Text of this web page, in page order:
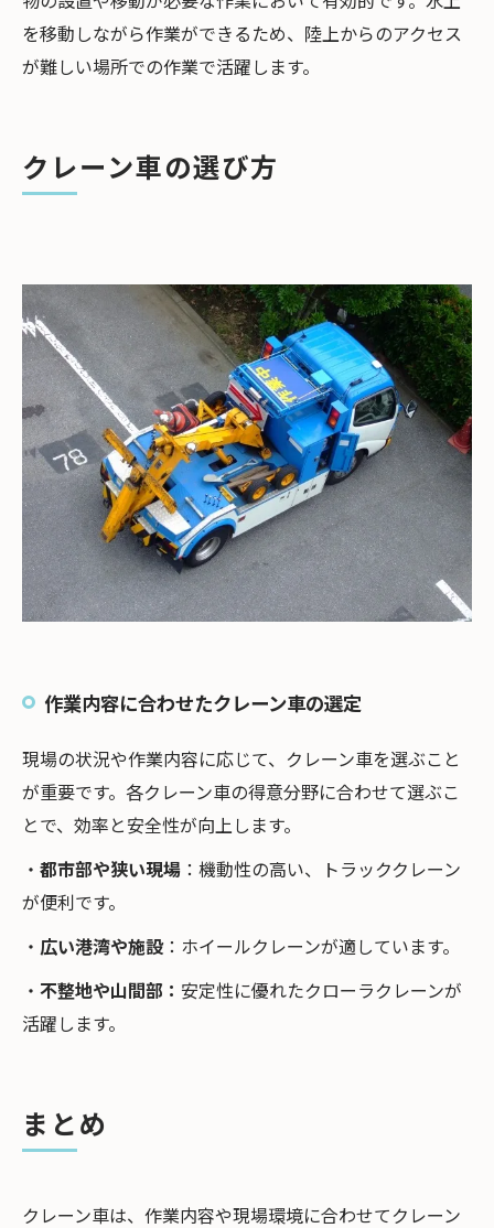
を移動しながら作業ができるため、陸上からのアクセス
が難しい場所での作業で活躍します。
クレーン車の選び方
作業内容に合わせたクレーン車の選定
現場の状況や作業内容に応じて、クレーン車を選ぶこと
が重要です。各クレーン車の得意分野に合わせて選ぶこ
とで、効率と安全性が向上します。
・ 都市部や狭い現場 ：機動性の高い、トラッククレーン
が便利です。
・ 広い港湾や施設：ホイールクレーンが適しています。
・ 不整地や山間部： 安定性に優れたクローラクレーンが
活躍します。
まとめ
クレーン車は、作業内容や現場環境に合わせてクレーン